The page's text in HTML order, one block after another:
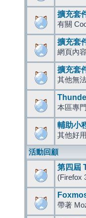
擴充套
有關
擴充套
網頁內
擴充套
其他無
本區專
輔助小
其他好
活動回顧
第四屆
(Firefox
帶著